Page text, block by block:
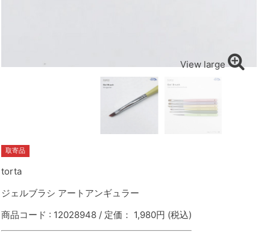
View large
取寄品
torta
ジェルブラシ アートアンギュラー
商品コード : 12028948 / 定価： 1,980円 (税込)